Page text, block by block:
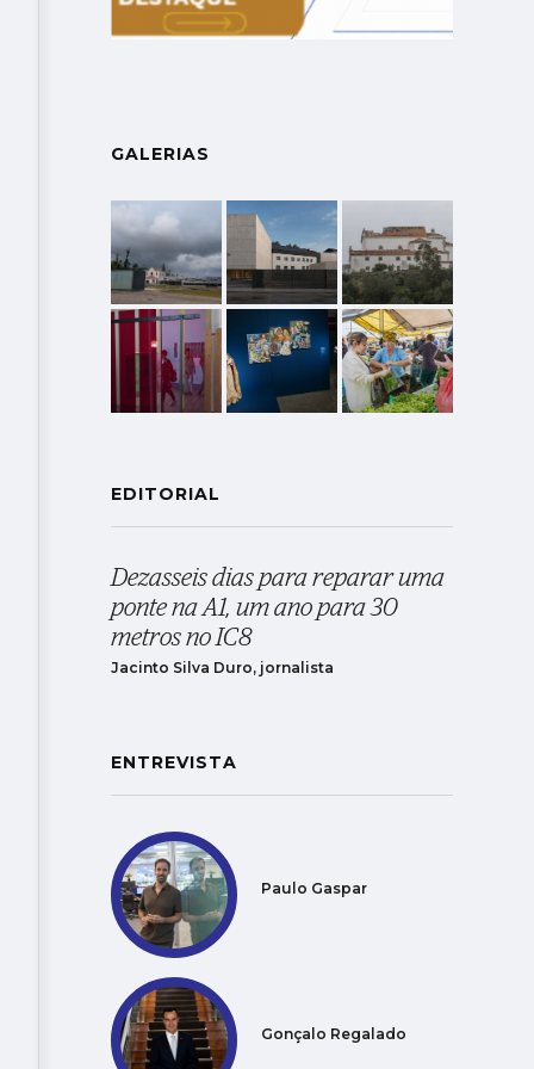
GALERIAS
EDITORIAL
Dezasseis dias para reparar uma
ponte na A1, um ano para 30
metros no IC8
Jacinto Silva Duro, jornalista
ENTREVISTA
Paulo Gaspar
Gonçalo Regalado